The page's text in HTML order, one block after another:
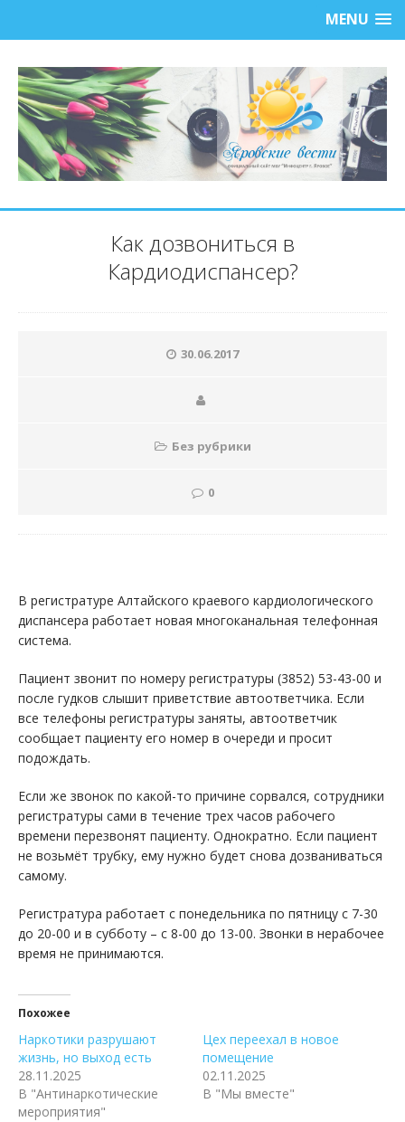
MENU
Как дозвониться в
Кардиодиспансер?
30.06.2017
Без рубрики
0
В регистратуре Алтайского краевого кардиологического
диспансера работает новая многоканальная телефонная
система.
Пациент звонит по номеру регистратуры (3852) 53-43-00 и
после гудков слышит приветствие автоответчика. Если
все телефоны регистратуры заняты, автоответчик
сообщает пациенту его номер в очереди и просит
подождать.
Если же звонок по какой-то причине сорвался, сотрудники
регистратуры сами в течение трех часов рабочего
времени перезвонят пациенту. Однократно. Если пациент
не возьмёт трубку, ему нужно будет снова дозваниваться
самому.
Регистратура работает с понедельника по пятницу с 7-30
до 20-00 и в субботу – с 8-00 до 13-00. Звонки в нерабочее
время не принимаются.
Похожее
Наркотики разрушают
жизнь, но выход есть
28.11.2025
В "Антинаркотические
мероприятия"
Цех переехал в новое
помещение
02.11.2025
В "Мы вместе"